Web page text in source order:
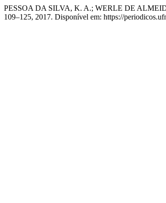
PESSOA DA SILVA, K. A.; WERLE DE
109–125, 2017. Disponível em: https://